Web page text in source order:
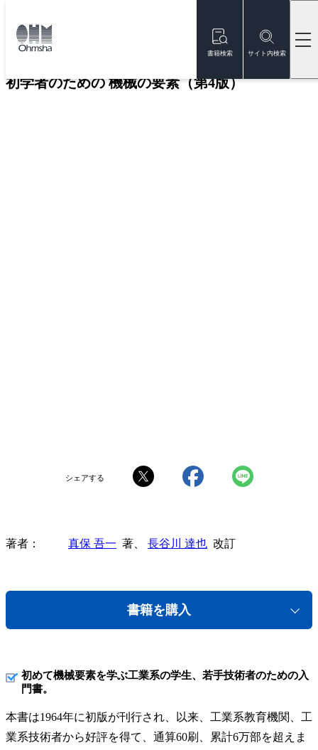
書籍検索 サイト内検索
トップ
初学者のための 機械の要素（第4版）
シェアする
著者 真保 吾一 著、 長谷川 達也 改訂
書籍を購入
初めて機械要素を学ぶ工業系の学生、若手技術者のための入
門書。
本書は1964年に初版が刊行され、以来、工業系教育機関、工
業系技術者から好評を得て、通算60刷、累計6万部を超えま